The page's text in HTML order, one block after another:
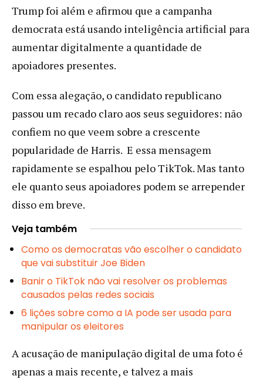
Trump foi além e afirmou que a campanha
democrata está usando inteligência artificial para
aumentar digitalmente a quantidade de
apoiadores presentes.
Com essa alegação, o candidato republicano
passou um recado claro aos seus seguidores: não
confiem no que veem sobre a crescente
popularidade de Harris. E essa mensagem
rapidamente se espalhou pelo TikTok. Mas tanto
ele quanto seus apoiadores podem se arrepender
disso em breve.
Veja também
Como os democratas vão escolher o candidato
que vai substituir Joe Biden
Banir o TikTok não vai resolver os problemas
causados pelas redes sociais
6 lições sobre como a IA pode ser usada para
manipular os eleitores
A acusação de manipulação digital de uma foto é
apenas a mais recente, e talvez a mais